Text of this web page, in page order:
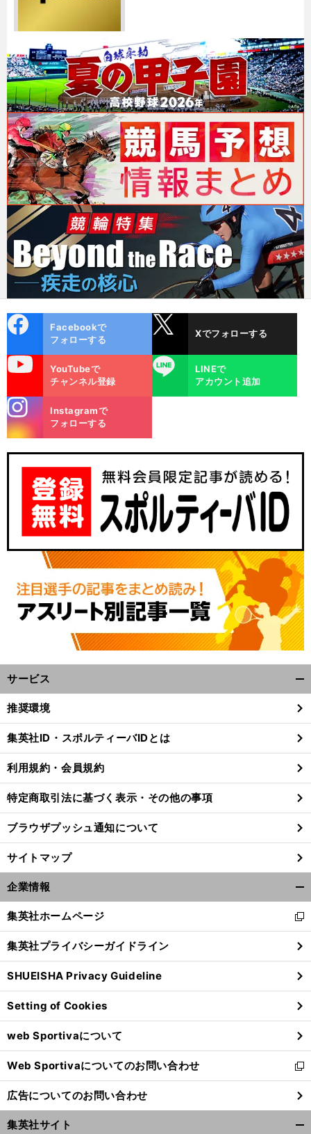
ok
Facebookで
フォローする
Xでフォローする
YouTubeで
チャンネル登録
LINE
LINEで
アカウント追加
m
Instagramで
フォローする
サービス
閉
る
推奨環境
集英社ID・スポルティーバIDとは
利用規約・会員規約
特定商取引法に基づく表示・その他の事項
ブラウザプッシュ通知について
サイトマップ
企業情報
閉
る
集英社ホームページ
新
し
い
ウ
ィ
ン
ド
ウ
で
開
く
集英社プライバシーガイドライン
SHUEISHA Privacy Guideline
Setting of Cookies
web Sportivaについて
Web Sportivaについてのお問い合わせ
新
し
い
ウ
ィ
広告についてのお問い合わせ
集英社サイト